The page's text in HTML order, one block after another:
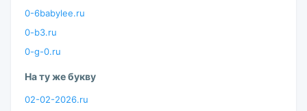
0-6babylee.ru
0-b3.ru
0-g-0.ru
На ту же букву
02-02-2026.ru